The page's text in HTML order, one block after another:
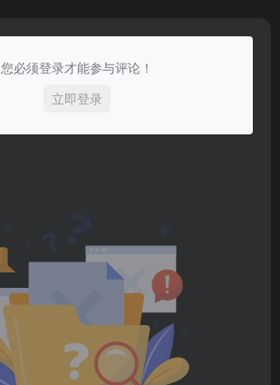
您必须登录才能参与评论！
立即登录